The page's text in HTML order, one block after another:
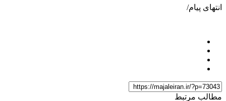
انتهای پیام/
مطالب مرتبط